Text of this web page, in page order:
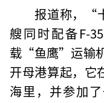
报道称，“
艘同时配备F-
载“鱼鹰”运输
开母港算起，它
海里，并参加